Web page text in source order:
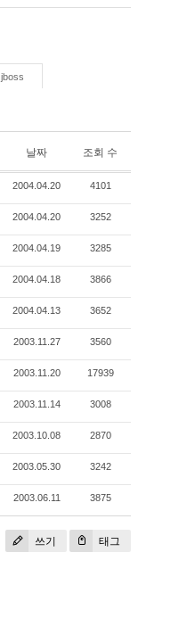
jboss
날짜 조회 수
2004.04.20 4101
2004.04.20 3252
2004.04.19 3285
2004.04.18 3866
2004.04.13 3652
2003.11.27 3560
2003.11.20 17939
2003.11.14 3008
2003.10.08 2870
2003.05.30 3242
2003.06.11 3875
쓰기 태그